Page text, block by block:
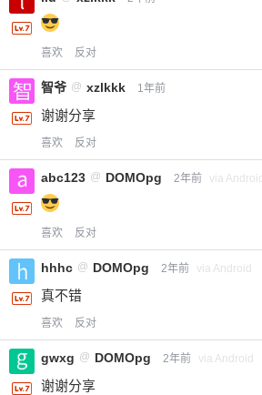
喜欢 反对
智爷 @ xzlkkk 1年前
谢谢分享
喜欢 反对
abc123 @ DOMOpg 2年前 via Android
喜欢 反对
hhhc @ DOMOpg 2年前 via Android
真不错
喜欢 反对
gwxg @ DOMOpg 2年前 via Android
谢谢分享